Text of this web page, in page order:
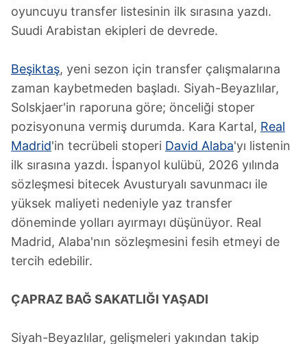
oyuncuyu transfer listesinin ilk sırasına yazdı.
Suudi Arabistan ekipleri de devrede.
Beşiktaş, yeni sezon için transfer çalışmalarına
zaman kaybetmeden başladı. Siyah-Beyazlılar,
Solskjaer'in raporuna göre; önceliği stoper
pozisyonuna vermiş durumda. Kara Kartal, Real
Madrid'in tecrübeli stoperi David Alaba'yı listenin
ilk sırasına yazdı. İspanyol kulübü, 2026 yılında
sözleşmesi bitecek Avusturyalı savunmacı ile
yüksek maliyeti nedeniyle yaz transfer
döneminde yolları ayırmayı düşünüyor. Real
Madrid, Alaba'nın sözleşmesini fesih etmeyi de
tercih edebilir.
ÇAPRAZ BAĞ SAKATLIĞI YAŞADI
Siyah-Beyazlılar, gelişmeleri yakından takip